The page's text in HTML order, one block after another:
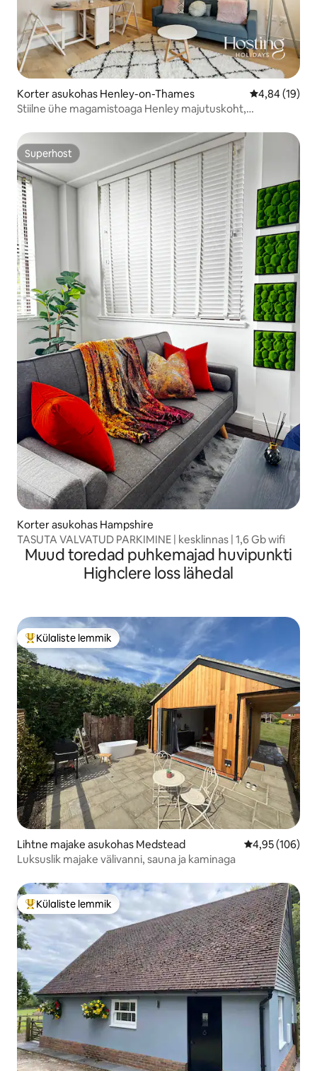
Korter asukohas Henley-on-Thames Keskmine
4,84 (19)
Stiilne ühe magamistoaga Henley majutuskoht,
Superhost
Superhost
Korter asukohas Hampshire
TASUTA VALVATUD PARKIMINE | kesklinnas | 1,6 Gb wifi
Muud toredad puhkemajad huvipunkti
Highclere loss lähedal
Külaliste suur lemmik
Külaliste lemmik
Lihtne majake asukohas Medstead Keskmine
4,95 (106)
Luksuslik majake välivanni, sauna ja kaminaga
Külaliste suur lemmik
Külaliste lemmik